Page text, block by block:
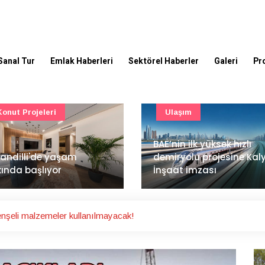
Tur Emlak Haberleri Sektörel Haberler Galeri
ilk yüksek hızlı
projesine Kalyon
imzası
Mimarlık ve mühendislik
projeleri e-PYS ile dijital
ortama taşınacak
Güncel
malzemeler kullanılmayacak!